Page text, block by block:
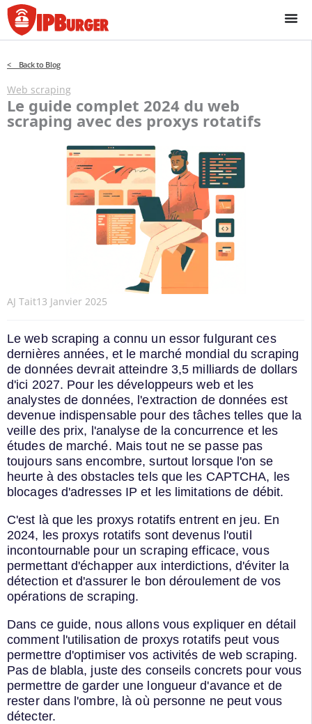
Passer
au
contenu
< Back to Blog
Web scraping
Le guide complet 2024 du web
scraping avec des proxys rotatifs
AJ Tait13 Janvier 2025
Le web scraping a connu un essor fulgurant ces
dernières années, et le marché mondial du scraping
de données devrait atteindre 3,5 milliards de dollars
d'ici 2027. Pour les développeurs web et les
analystes de données, l'extraction de données est
devenue indispensable pour des tâches telles que la
veille des prix, l'analyse de la concurrence et les
études de marché. Mais tout ne se passe pas
toujours sans encombre, surtout lorsque l'on se
heurte à des obstacles tels que les CAPTCHA, les
blocages d'adresses IP et les limitations de débit.
C'est là que les proxys rotatifs entrent en jeu. En
2024, les proxys rotatifs sont devenus l'outil
incontournable pour un scraping efficace, vous
permettant d'échapper aux interdictions, d'éviter la
détection et d'assurer le bon déroulement de vos
opérations de scraping.
Dans ce guide, nous allons vous expliquer en détail
comment l'utilisation de proxys rotatifs peut vous
permettre d'optimiser vos activités de web scraping.
Pas de blabla, juste des conseils concrets pour vous
permettre de garder une longueur d'avance et de
rester dans l'ombre, là où personne ne peut vous
détecter.